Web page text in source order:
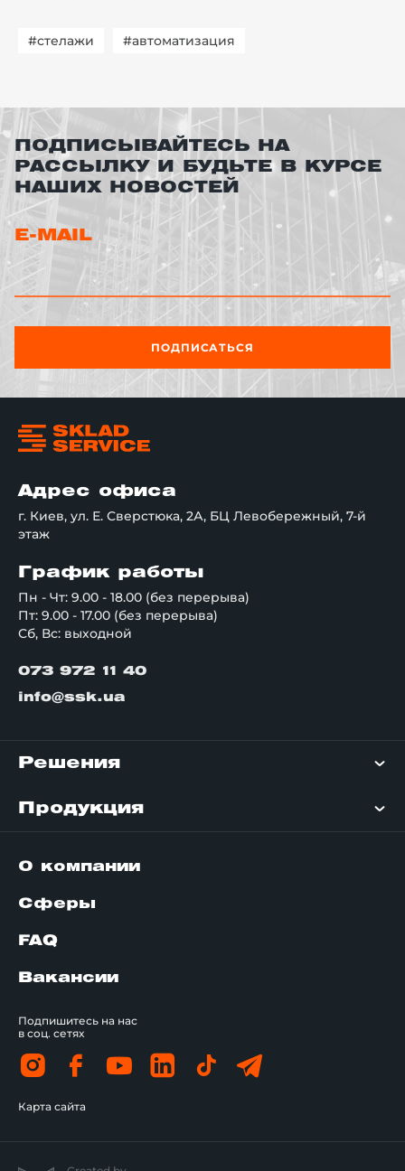
#стелажи #автоматизация
ПОДПИСЫВАЙТЕСЬ НА
РАССЫЛКУ И БУДЬТЕ В КУРСЕ
НАШИХ НОВОСТЕЙ
E-MAIL
ПОДПИСАТЬСЯ
Адрес офиса
г. Киев, ул. Е. Сверстюка, 2А, БЦ Левобережный, 7-й
этаж
График работы
Пн - Чт: 9.00 - 18.00 (без перерыва)
Пт: 9.00 - 17.00 (без перерыва)
Сб, Вс: выходной
073 972 11 40
info@ssk.ua
Решения
Продукция
О компании
Сферы
FAQ
Вакансии
Подпишитесь на нас
в соц. сетях
Карта сайта